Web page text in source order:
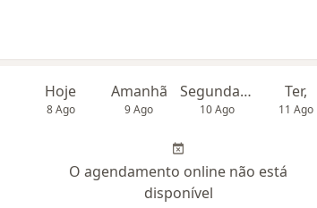
Hoje
8 Ago
Amanhã
9 Ago
Segunda-feira
10 Ago
Ter,
11 Ago
O agendamento online não está
disponível